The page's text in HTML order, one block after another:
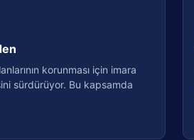
korunması için imara
sürdürüyor. Bu kapsamda